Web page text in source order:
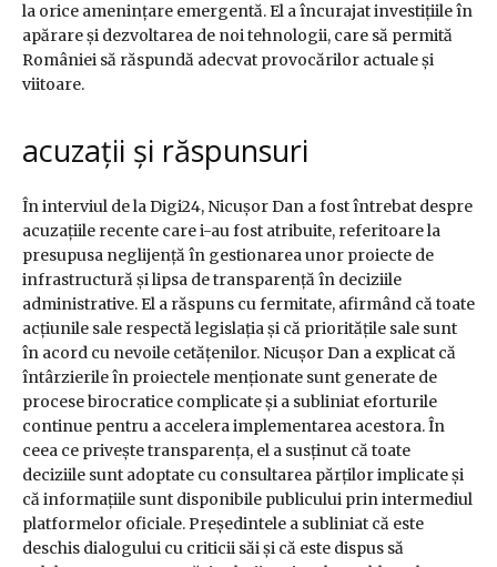
la orice amenințare emergentă. El a încurajat investițiile în
apărare și dezvoltarea de noi tehnologii, care să permită
României să răspundă adecvat provocărilor actuale și
viitoare.
acuzații și răspunsuri
În interviul de la Digi24, Nicușor Dan a fost întrebat despre
acuzațiile recente care i-au fost atribuite, referitoare la
presupusa neglijență în gestionarea unor proiecte de
infrastructură și lipsa de transparență în deciziile
administrative. El a răspuns cu fermitate, afirmând că toate
acțiunile sale respectă legislația și că prioritățile sale sunt
în acord cu nevoile cetățenilor. Nicușor Dan a explicat că
întârzierile în proiectele menționate sunt generate de
procese birocratice complicate și a subliniat eforturile
continue pentru a accelera implementarea acestora. În
ceea ce privește transparența, el a susținut că toate
deciziile sunt adoptate cu consultarea părților implicate și
că informațiile sunt disponibile publicului prin intermediul
platformelor oficiale. Președintele a subliniat că este
deschis dialogului cu criticii săi și că este dispus să